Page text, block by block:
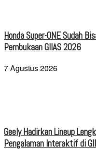
Honda Super-ONE Sudah
Pembukaan GIIAS 2026
7 Agustus 2026
Geely Hadirkan Lineup
Pengalaman Interaktif di